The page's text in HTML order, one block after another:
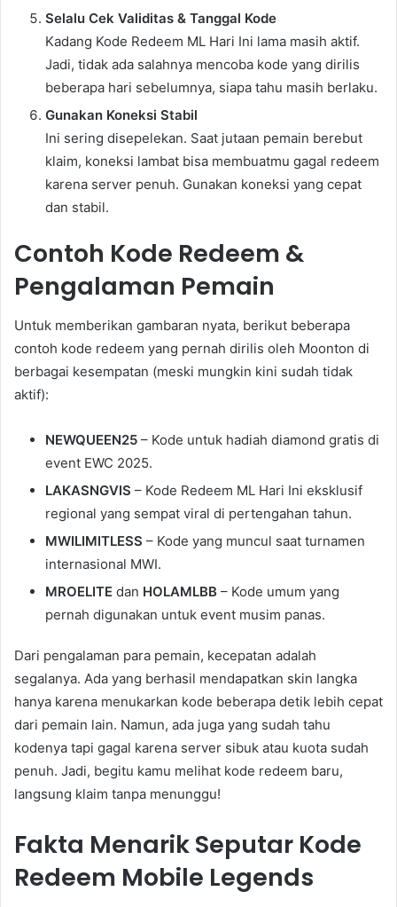
Selalu Cek Validitas & Tanggal Kode
Kadang Kode Redeem ML Hari Ini lama masih aktif.
Jadi, tidak ada salahnya mencoba kode yang dirilis
beberapa hari sebelumnya, siapa tahu masih berlaku.
Gunakan Koneksi Stabil
Ini sering disepelekan. Saat jutaan pemain berebut
klaim, koneksi lambat bisa membuatmu gagal redeem
karena server penuh. Gunakan koneksi yang cepat
dan stabil.
Contoh Kode Redeem &
Pengalaman Pemain
Untuk memberikan gambaran nyata, berikut beberapa
contoh kode redeem yang pernah dirilis oleh Moonton di
berbagai kesempatan (meski mungkin kini sudah tidak
aktif):
NEWQUEEN25 – Kode untuk hadiah diamond gratis di
event EWC 2025.
LAKASNGVIS – Kode Redeem ML Hari Ini eksklusif
regional yang sempat viral di pertengahan tahun.
MWILIMITLESS – Kode yang muncul saat turnamen
internasional MWI.
MROELITE dan HOLAMLBB – Kode umum yang
pernah digunakan untuk event musim panas.
Dari pengalaman para pemain, kecepatan adalah
segalanya. Ada yang berhasil mendapatkan skin langka
hanya karena menukarkan kode beberapa detik lebih cepat
dari pemain lain. Namun, ada juga yang sudah tahu
kodenya tapi gagal karena server sibuk atau kuota sudah
penuh. Jadi, begitu kamu melihat kode redeem baru,
langsung klaim tanpa menunggu!
Fakta Menarik Seputar Kode
Redeem Mobile Legends